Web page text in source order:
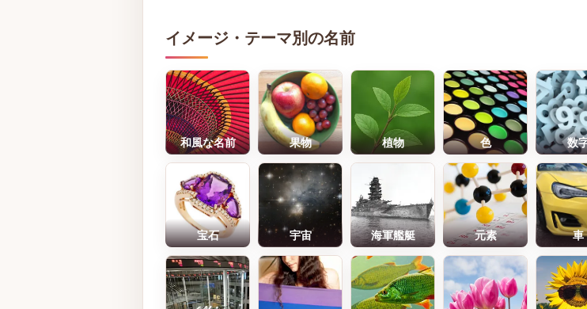
イメージ・テーマ別の名前
和風な名前 果物 植物 色 数
宝石 宇宙 海軍艦艇 元素 車